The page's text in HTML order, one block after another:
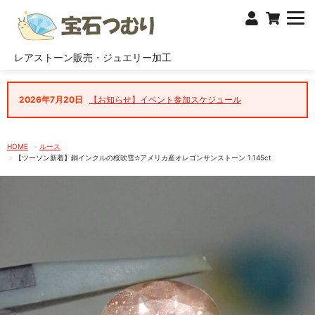
レアストーン販売・ジュエリー加工
2026年7月20日 【お知らせ】イベント参加スケジュール
HOME
ルース
【ツーソン新着】銅インクルの桜吹雪✫アメリカ産オレゴンサンストーン 1.145ct